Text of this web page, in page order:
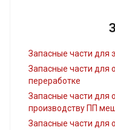
Запасные части для
Запасные части для
переработке
Запасные части для
производству ПП
Запасные части для